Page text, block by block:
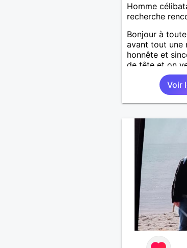
Homme
recherche
Bonjour à
avant tout une
honnête et
de tête et on
Voir